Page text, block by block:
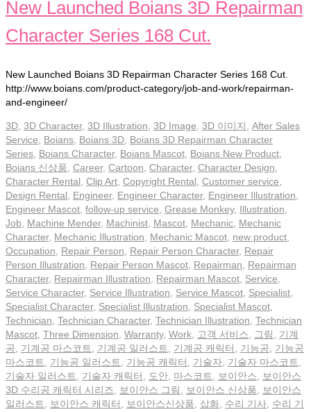
New Launched Boians 3D Repairman
Character Series 168 Cut.
New Launched Boians 3D Repairman Character Series 168 Cut.
http://www.boians.com/product-category/job-and-work/repairman-
and-engineer/
3D 3D Character, 3D Illustration 3D Image 3D 이미지
After Sales
Service
Boians Boians 3D Boians 3D Repairman Character
Series Boians Character, Boians Mascot Boians New Product
Boians 신상품 Career, Cartoon Character, Character Design
Character Rental Clip Art Copyright Rental Customer service
Design Rental
Engineer, Engineer Character, Engineer Illustration
Engineer Mascot follow-up service Grease Monkey, Illustration
Job
Machine Mender, Machinist Mascot Mechanic Mechanic
Character, Mechanic Illustration Mechanic Mascot new product
Occupation
Repair Person Repair Person Character, Repair
Person Illustration
Repair Person Mascot Repairman
Repairman
Character, Repairman Illustration Repairman Mascot Service
Service Character, Service Illustration Service Mascot Specialist
Specialist Character, Specialist Illustration Specialist Mascot
Technician Technician Character, Technician Illustration Technician
Mascot Three Dimension Warranty, Work 고객 서비스 그림
기계
공
기계공 마스코트 기계공 일러스트 기계공 캐릭터 기능공
기능공
마스코트
기능공 일러스트 기능공 캐릭터 기술자 기술자 마스코트
기술자 일러스트
기술자 캐릭터 도안 마스코트 보이안스
보이안스
3D 수리공 캐릭터 시리즈
보이안스 그림 보이안스 신상품
보이안스
일러스트
보이안스 캐릭터 보이안스신상품 삽화 수리 기사 수리 기